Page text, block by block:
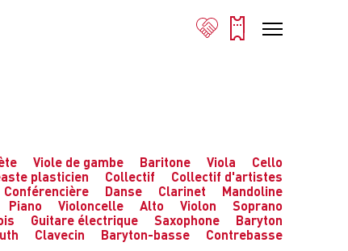
Viole de gambe Baritone Viola
Cello
plasticien Collectif
Collectif d'artistes
Conférencière Danse Clarinet
Mandoline
Piano Violoncelle Alto Violon
Soprano
Guitare électrique Saxophone
Baryton
Clavecin Baryton-basse Contrebasse